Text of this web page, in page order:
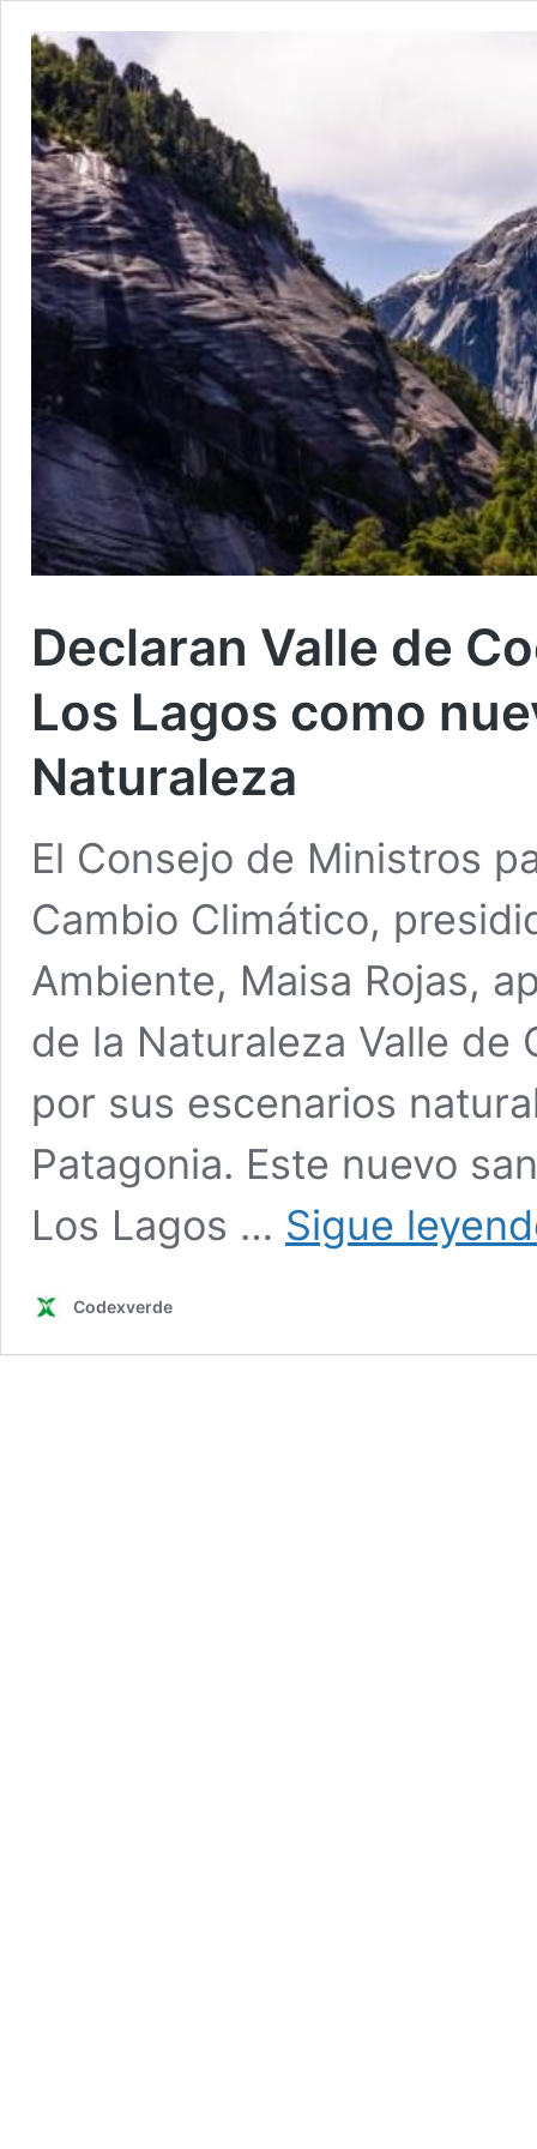
Declaran Valle de
Los Lagos como
Naturaleza
El Consejo de Ministros
Cambio Climático,
Ambiente, Maisa Rojas,
de la Naturaleza Valle de
por sus escenarios
Patagonia. Este nuevo
Los Lagos … Sigue
Codexverde